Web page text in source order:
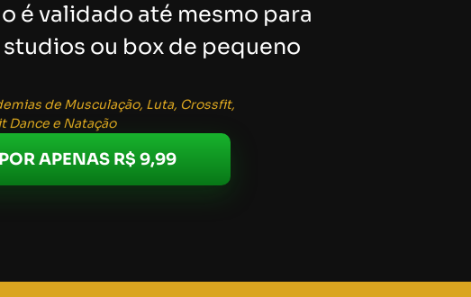
é validado até mesmo para
ou box de pequeno
de Musculação, Luta, Crossfit,
Dance e Natação
APENAS R$ 9,99